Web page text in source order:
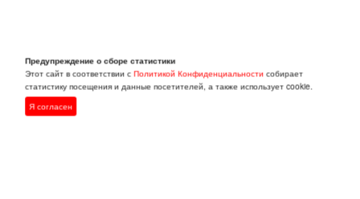
Предупреждение о сборе статистики
Этот сайт в соответствии сПолитикой Конфиденциальности собирает
статистику посещения и данные посетителей, а также использует cookie.
Я согласен